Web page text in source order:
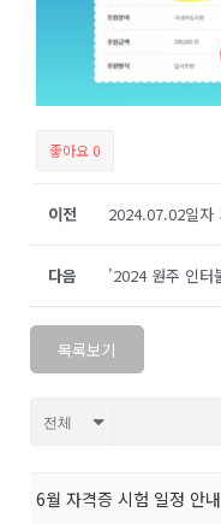
좋아요 0
이전
다음
목록보기
6월 자격증 시험 일정 안내